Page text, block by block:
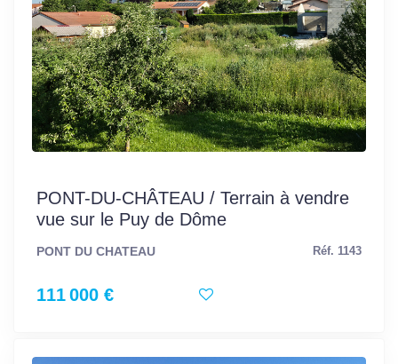
PONT-DU-CHÂTEAU / Terrain à vendre
vue sur le Puy de Dôme
PONT DU CHATEAU Réf. 1143
111 000 €